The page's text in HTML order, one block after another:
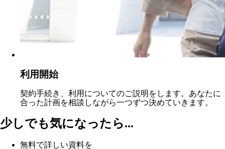
利用開始
契約手続き、利用についてのご説明をします。あなたに
合った計画を相談しながら一つずつ決めていきます。
少しでも気になったら...
無料で詳しい資料を